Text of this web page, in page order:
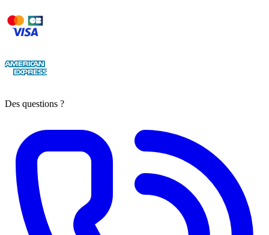
Des questions ?